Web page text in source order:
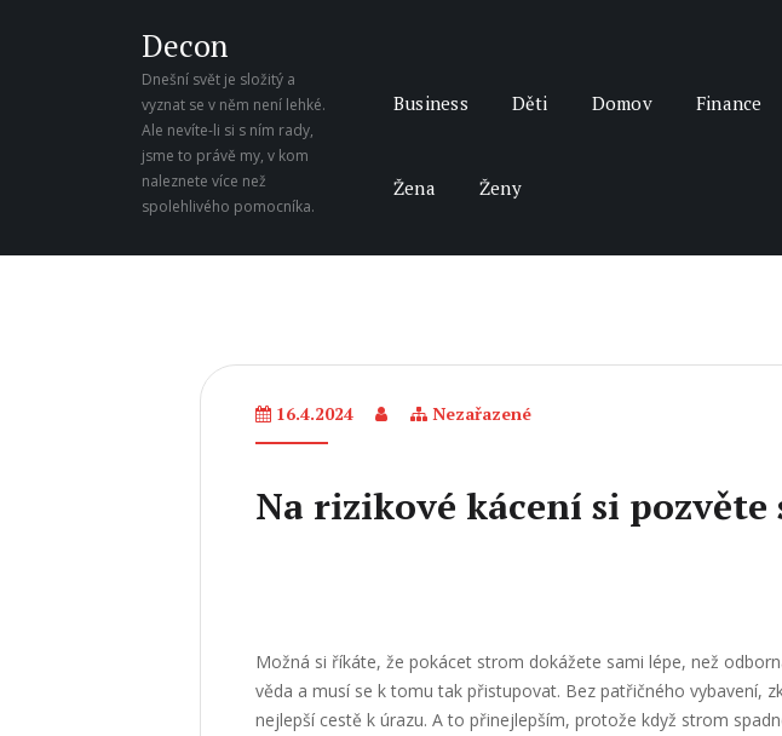
Decon
Dnešní svět je složitý a
vyznat se v něm není lehké.
Ale nevíte-li si s ním rady,
jsme to právě my, v kom
naleznete více než
spolehlivého pomocníka.
Business Děti Domov Finance
Žena Ženy
16.4.2024 Nezařazené
Na rizikové kácení si
Možná si říkáte, že pokácet strom dokážete sami lépe, než
věda a musí se k tomu tak přistupovat. Bez patřičného vybavení,
nejlepší cestě k úrazu. A to přinejlepším, protože když strom